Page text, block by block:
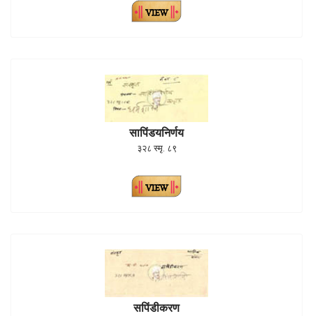
सापिंडयनिर्णय
३२८ स्मृ. ८९
सपिंडीकरण